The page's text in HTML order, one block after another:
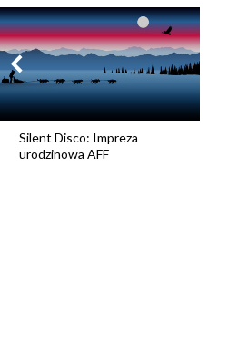
Silent Disco: Impreza
urodzinowa AFF